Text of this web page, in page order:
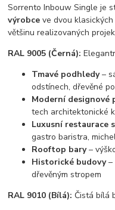
Sorrento Inbouw Single je
výrobce ve dvou
většinu realizovaných
RAL 9005 (Černá):
Tmavé podhledy–
odstínech, dřevěné
Moderní designové
tech architektonické
Luxusní restaurace
gastro baristra,
Rooftop bary–
Historické budovy–
dřevěným stropem
RAL 9010 (Bílá): Čistá bílá